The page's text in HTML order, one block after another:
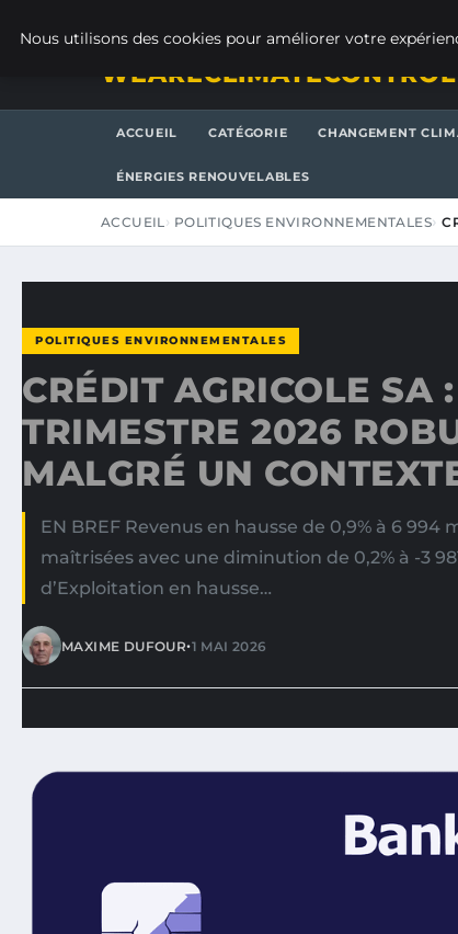
WEARECLIMATECONTROL
ACCUEIL CATÉGORIE CHANGEMENT
ÉNERGIES RENOUVELABLES
ACCUEIL POLITIQUES ENVIRONNEMENTALES
POLITIQUES ENVIRONNEMENTALES
CRÉDIT AGRICOLE SA
TRIMESTRE 2026
MALGRÉ UN
EN BREF Revenus en hausse de 0,9% à 6 994
maîtrisées avec une diminution de 0,2% à -3
d’Exploitation en hausse…
MAXIME DUFOUR•1 MAI 2026
Nous utilisons des cookies pour améliorer votre